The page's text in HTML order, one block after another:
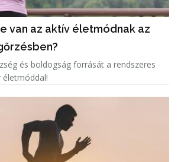
van az aktív életmódnak az
és boldogság forrását a rendszeres
életmóddal!